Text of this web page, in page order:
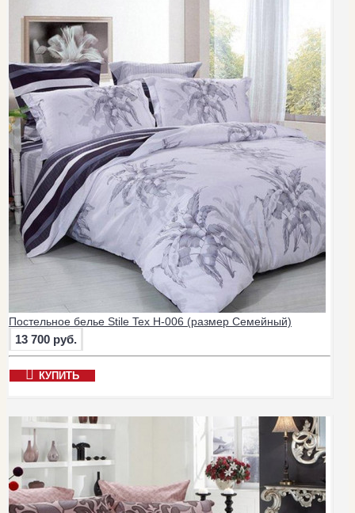
Постельное белье Stile Tex H-006 (размер Семейный)
13 700 руб.
КУПИТЬ